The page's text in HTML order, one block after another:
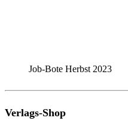
Job-Bote Herbst 2023
Verlags-Shop